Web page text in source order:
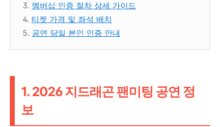
3. 멤버십 인증 절차 상세 가이드
4. 티켓 가격 및 좌석 배치
5. 공연 당일 본인 인증 안내
1. 2026 지드래곤 팬미팅 공연 정
보